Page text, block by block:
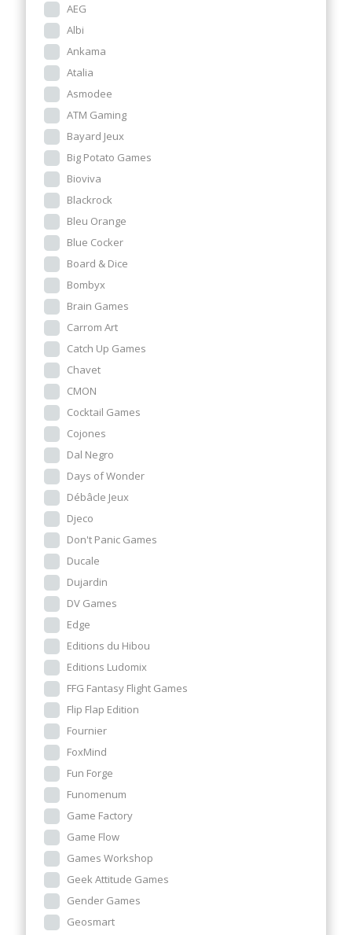
AEG
Albi
Ankama
Atalia
Asmodee
ATM Gaming
Bayard Jeux
Big Potato Games
Bioviva
Blackrock
Bleu Orange
Blue Cocker
Board & Dice
Bombyx
Brain Games
Carrom Art
Catch Up Games
Chavet
CMON
Cocktail Games
Cojones
Dal Negro
Days of Wonder
Débâcle Jeux
Djeco
Don't Panic Games
Ducale
Dujardin
DV Games
Edge
Editions du Hibou
Editions Ludomix
FFG Fantasy Flight Games
Flip Flap Edition
Fournier
FoxMind
Fun Forge
Funomenum
Game Factory
Game Flow
Games Workshop
Geek Attitude Games
Gender Games
Geosmart